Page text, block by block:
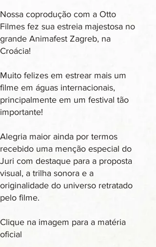
Nossa coprodução com a Otto
Filmes fez sua estreia majestosa no
grande Animafest Zagreb, na
Croácia!
Muito felizes em estrear mais um
filme em águas internacionais,
principalmente em um festival tão
importante!
Alegria maior ainda por termos
recebido uma menção especial do
Juri com destaque para a proposta
visual, a trilha sonora e a
originalidade do universo retratado
pelo filme.
Clique na imagem para a matéria
oficial​